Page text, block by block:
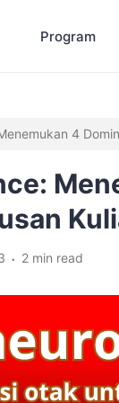
Program
4
. 2 min read